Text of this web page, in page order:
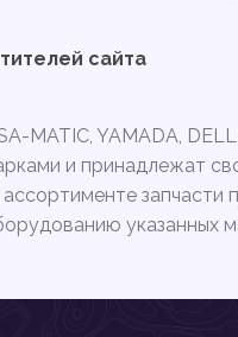
сайта
MATIC, YAMADA,
и принадлежат
указанных